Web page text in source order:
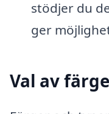
stödjer du
ger
Val av